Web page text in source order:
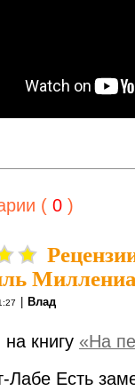
( 0 )
Влад
книгу «На
Есть